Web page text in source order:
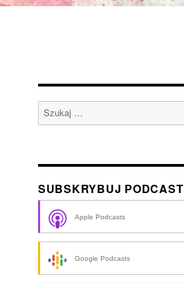
Szukaj:
SUBSKRYBUJ PODCAST
Apple Podcasts
Google Podcasts